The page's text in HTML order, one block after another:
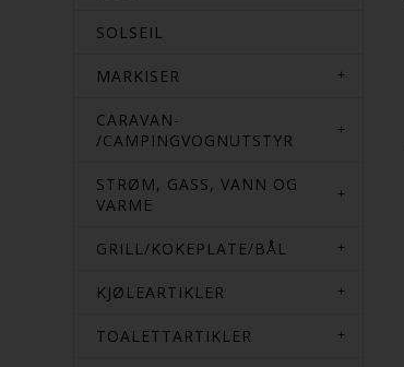
SOLSEIL
MARKISER
CARAVAN-
/CAMPINGVOGNUTSTYR
STRØM, GASS, VANN OG
VARME
GRILL/KOKEPLATE/BÅL
KJØLEARTIKLER
TOALETTARTIKLER